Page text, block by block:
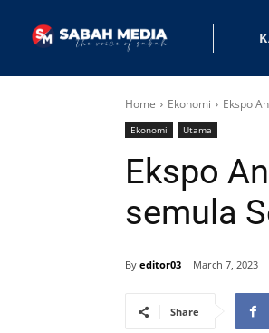
Home Ekonomi Ekspo
Ekonomi Utama
Ekspo
semula
By editor03 March 7, 2023
Share